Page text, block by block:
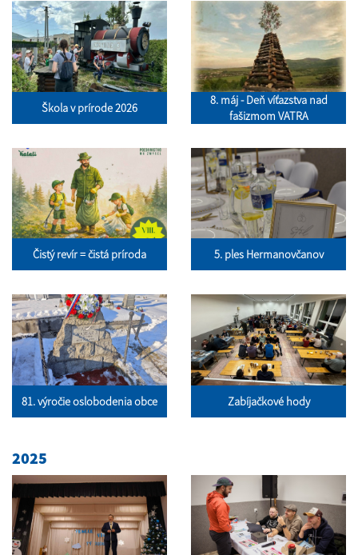
Škola v prírode 2026
8. máj - Deň víťazstva nad
fašizmom VATRA
Čistý revír = čistá príroda 5. ples Hermanovčanov
81. výročie oslobodenia obce Zabíjačkové hody
2025